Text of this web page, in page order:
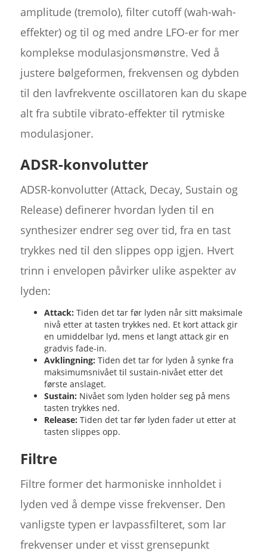
amplitude (tremolo), filter cutoff (wah-wah-
effekter) og til og med andre LFO-er for mer
komplekse modulasjonsmønstre. Ved å
justere bølgeformen, frekvensen og dybden
til den lavfrekvente oscillatoren kan du skape
alt fra subtile vibrato-effekter til rytmiske
modulasjoner.
ADSR-konvolutter
ADSR-konvolutter (Attack, Decay, Sustain og
Release) definerer hvordan lyden til en
synthesizer endrer seg over tid, fra en tast
trykkes ned til den slippes opp igjen. Hvert
trinn i envelopen påvirker ulike aspekter av
lyden:
Attack: Tiden det tar før lyden når sitt maksimale
nivå etter at tasten trykkes ned. Et kort attack gir
en umiddelbar lyd, mens et langt attack gir en
gradvis fade-in.
Avklingning: Tiden det tar for lyden å synke fra
maksimumsnivået til sustain-nivået etter det
første anslaget.
Sustain: Nivået som lyden holder seg på mens
tasten trykkes ned.
Release: Tiden det tar før lyden fader ut etter at
tasten slippes opp.
Filtre
Filtre former det harmoniske innholdet i
lyden ved å dempe visse frekvenser. Den
vanligste typen er lavpassfilteret, som lar
frekvenser under et visst grensepunkt